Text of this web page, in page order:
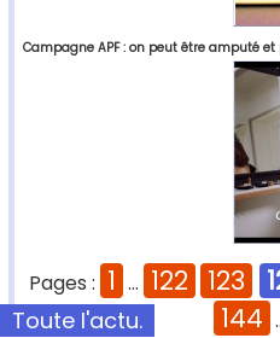
Campagne APF : on peut être amputé
Pages : 1 ... 122 123
144
Toute l'actu.